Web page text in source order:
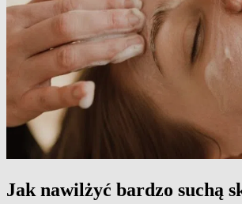
Jak nawilżyć bardzo suchą